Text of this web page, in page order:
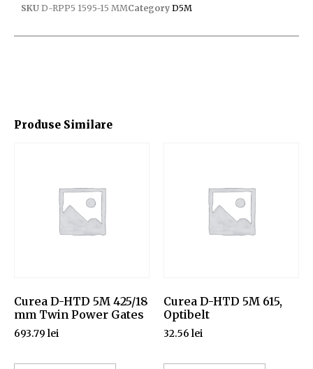
Produse Similare
Curea D-HTD 5M 425/18
mm Twin Power Gates
693.79 lei
Curea D-HTD 5M 615,
Optibelt
32.56 lei
SKU D-RPP5 1595-15 MMCategory D5M